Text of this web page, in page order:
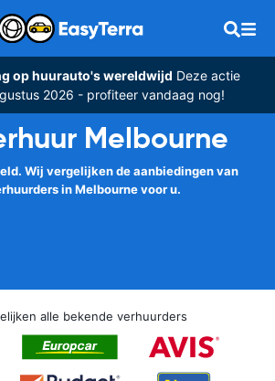
op huurauto's wereldwijd Deze actie
2026 - profiteer vandaag nog!
Melbourne
Wij vergelijken de aanbiedingen van
in Melbourne voor u.
alle bekende verhuurders